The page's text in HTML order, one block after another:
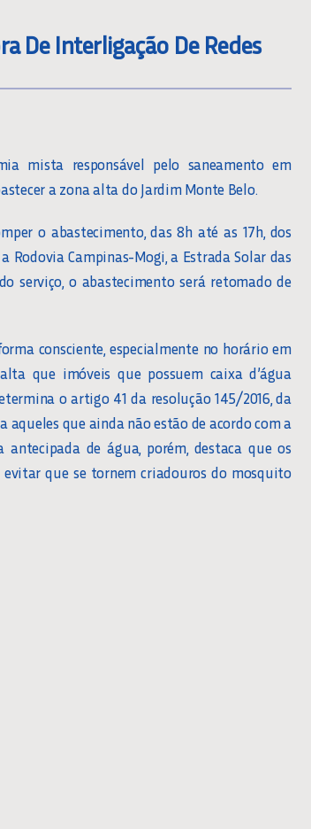
De Interligação De Redes
mista responsável pelo saneamento em
a zona alta do Jardim Monte Belo.
o abastecimento, das 8h até as 17h, dos
Campinas-Mogi, a Estrada Solar das
serviço, o abastecimento será retomado de
consciente, especialmente no horário em
que imóveis que possuem caixa d’água
o artigo 41 da resolução 145/2016, da
aqueles que ainda não estão de acordo com a
antecipada de água, porém, destaca que os
evitar que se tornem criadouros do mosquito